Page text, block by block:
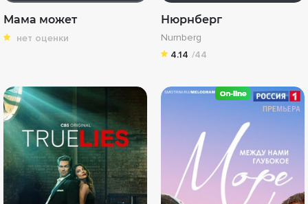
Мама может
нет оценки
Нюрнберг
Nurnberg
4.14 /44